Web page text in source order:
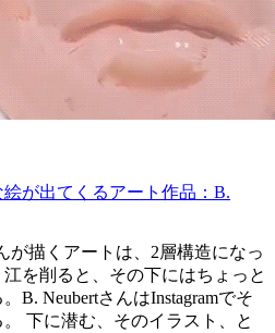
が出てくるアート作品：B.
が描くアートは、2層構造になっ
を削ると、その下にはちょっと
B. NeubertさんはInstagramでそ
下に潜む、そのイラスト、と